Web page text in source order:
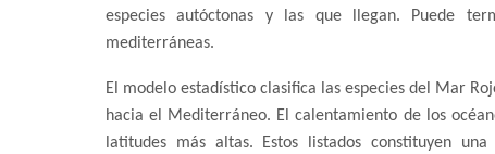
especies autóctonas y las que llegan. Puede
mediterráneas.
El modelo estadístico clasifica las especies del Mar
hacia el Mediterráneo. El calentamiento de los
latitudes más altas. Estos listados constituyen